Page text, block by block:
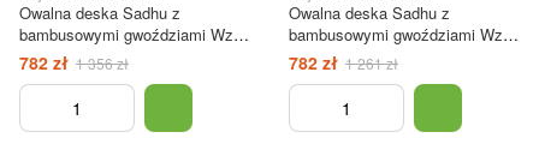
Owalna deska Sadhu z
bambusowymi gwoździami Wzór
nr 9 Odległość między
gwoździami 15 mm 330x150 mm
brązowy
782 zł 1 356 zł
Owalna deska Sadhu z
bambusowymi gwoździami Wzór
#9 Odległość między
gwoździami 15 mm 330x150 mm
czerwona
782 zł 1 261 zł